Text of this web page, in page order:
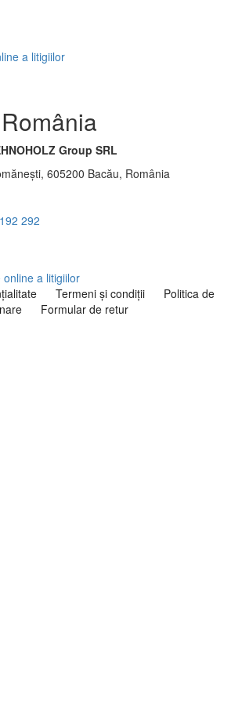
a litigiilor
Group SRL
605200 Bacău, România
292
Termeni şi condiţii
Politica de
Formular de retur